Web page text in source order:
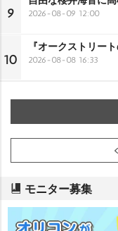
9 2026-08-09 12:00
10
『オークストリー
2026-08-08 16:33
モニター募集